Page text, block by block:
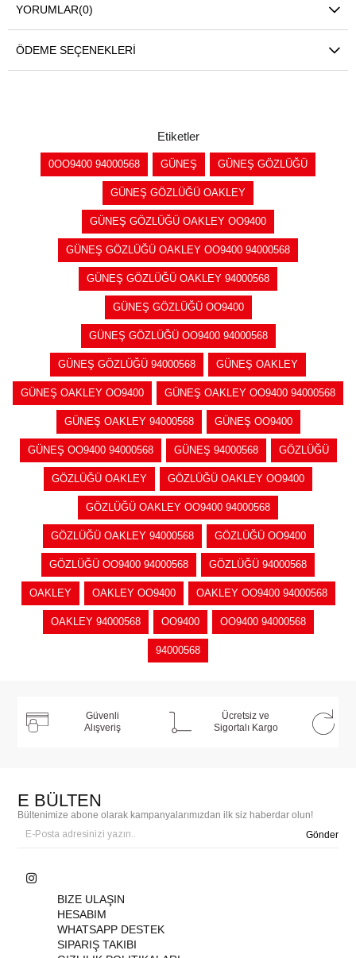
YORUMLAR(0)
ÖDEME SEÇENEKLERI
Etiketler
0OO9400 94000568 GÜNEŞ GÜNEŞ GÖZLÜĞÜ
GÜNEŞ GÖZLÜĞÜ OAKLEY
GÜNEŞ GÖZLÜĞÜ OAKLEY OO9400
GÜNEŞ GÖZLÜĞÜ OAKLEY OO9400 94000568
GÜNEŞ GÖZLÜĞÜ OAKLEY 94000568
GÜNEŞ GÖZLÜĞÜ OO9400
GÜNEŞ GÖZLÜĞÜ OO9400 94000568
GÜNEŞ GÖZLÜĞÜ 94000568 GÜNEŞ OAKLEY
GÜNEŞ OAKLEY OO9400 GÜNEŞ OAKLEY OO9400 94000568
GÜNEŞ OAKLEY 94000568 GÜNEŞ OO9400
GÜNEŞ OO9400 94000568 GÜNEŞ 94000568 GÖZLÜĞÜ
GÖZLÜĞÜ OAKLEY GÖZLÜĞÜ OAKLEY OO9400
GÖZLÜĞÜ OAKLEY OO9400 94000568
GÖZLÜĞÜ OAKLEY 94000568 GÖZLÜĞÜ OO9400
GÖZLÜĞÜ OO9400 94000568 GÖZLÜĞÜ 94000568
OAKLEY OAKLEY OO9400 OAKLEY OO9400 94000568
OAKLEY 94000568 OO9400 OO9400 94000568
94000568
Güvenli
Alışveriş
Ücretsiz ve
Sigortalı Kargo
E BÜLTEN
Bültenimize abone olarak kampanyalarımızdan ilk siz haberdar olun!
Gönder
BIZE ULAŞIN
HESABIM
WHATSAPP DESTEK
SIPARIŞ TAKIBI